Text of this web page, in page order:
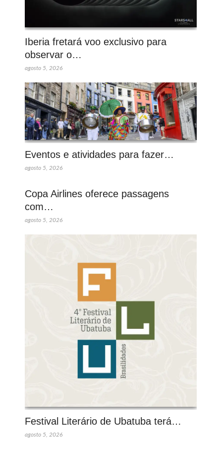
Iberia fretará voo exclusivo para
observar o…
agosto 5, 2026
Eventos e atividades para fazer…
agosto 5, 2026
Copa Airlines oferece passagens
com…
agosto 5, 2026
Festival Literário de Ubatuba terá…
agosto 5, 2026